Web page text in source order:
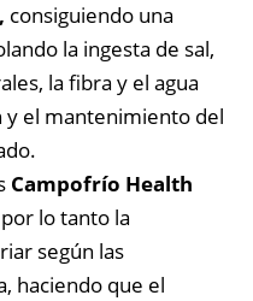
consiguiendo una
la ingesta de sal,
la fibra y el agua
y el mantenimiento del
Campofrío Health
lo tanto la
según las
haciendo que el